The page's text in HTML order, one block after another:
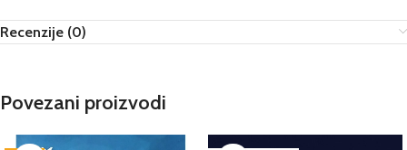
Recenzije (0)
Povezani proizvodi